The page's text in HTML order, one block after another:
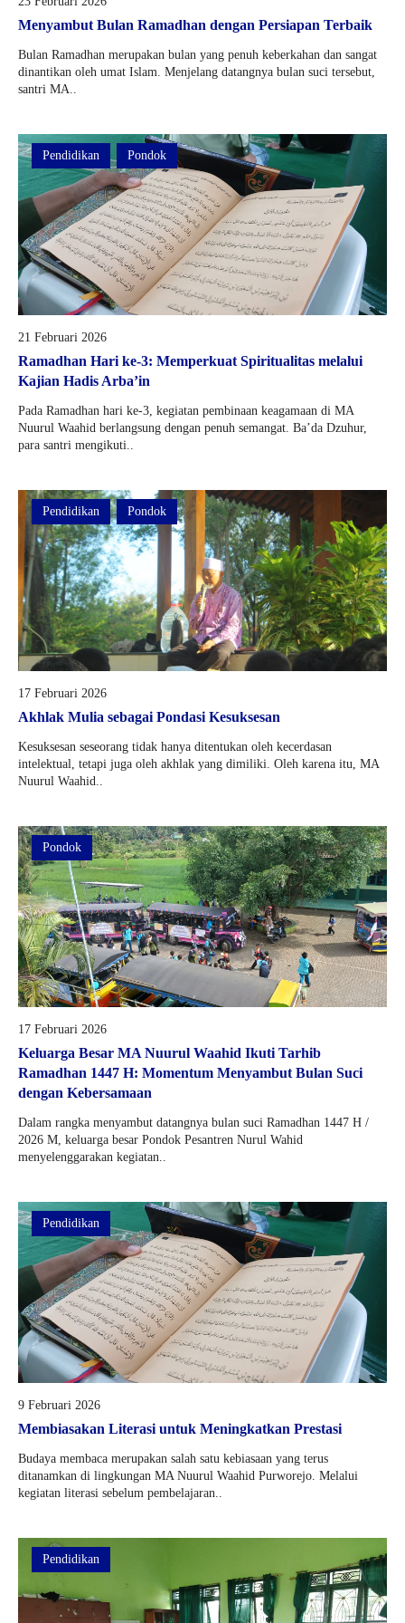
Menyambut Bulan Ramadhan dengan Persiapan Terbaik
Bulan Ramadhan merupakan bulan yang penuh keberkahan dan sangat
dinantikan oleh umat Islam. Menjelang datangnya bulan suci tersebut,
santri MA..
Pendidikan Pondok
21 Februari 2026
Ramadhan Hari ke-3: Memperkuat Spiritualitas melalui
Kajian Hadis Arba’in
Pada Ramadhan hari ke-3, kegiatan pembinaan keagamaan di MA
Nuurul Waahid berlangsung dengan penuh semangat. Ba’da Dzuhur,
para santri mengikuti..
Pendidikan Pondok
17 Februari 2026
Akhlak Mulia sebagai Pondasi Kesuksesan
Kesuksesan seseorang tidak hanya ditentukan oleh kecerdasan
intelektual, tetapi juga oleh akhlak yang dimiliki. Oleh karena itu, MA
Nuurul Waahid..
Pondok
17 Februari 2026
Keluarga Besar MA Nuurul Waahid Ikuti Tarhib
Ramadhan 1447 H: Momentum Menyambut Bulan Suci
dengan Kebersamaan
Dalam rangka menyambut datangnya bulan suci Ramadhan 1447 H /
2026 M, keluarga besar Pondok Pesantren Nurul Wahid
menyelenggarakan kegiatan..
Pendidikan
9 Februari 2026
Membiasakan Literasi untuk Meningkatkan Prestasi
Budaya membaca merupakan salah satu kebiasaan yang terus
ditanamkan di lingkungan MA Nuurul Waahid Purworejo. Melalui
kegiatan literasi sebelum pembelajaran..
Pendidikan